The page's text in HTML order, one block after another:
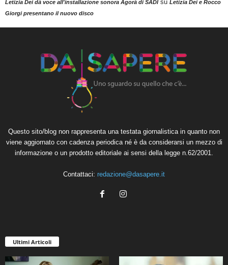
Letizia Dei dà voce all'installazione sonora Agorà di SADIsu Letizia Dei e Rocco
Giorgi presentano il nuovo disco
Questo sito/blog non rappresenta una testata giornalistica in quanto non
viene aggiornato con cadenza periodica né è da considerarsi un mezzo di
informazione o un prodotto editoriale ai sensi della legge n.62/2001.
Contattaci: redazione@dasapere.it
Ultimi Articoli